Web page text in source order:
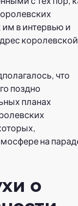
в интервью и
королевской
что
поздно
планах
на
о